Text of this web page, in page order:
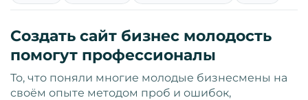
Создать сайт бизнес молодость
помогут профессионалы
То, что поняли многие молодые бизнесмены на
своём опыте методом проб и ошибок,